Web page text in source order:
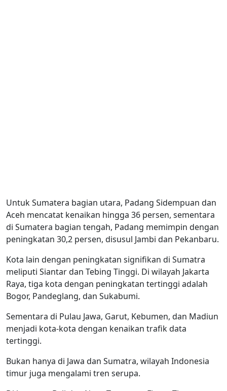
Untuk Sumatera bagian utara, Padang Sidempuan dan
Aceh mencatat kenaikan hingga 36 persen, sementara
di Sumatera bagian tengah, Padang memimpin dengan
peningkatan 30,2 persen, disusul Jambi dan Pekanbaru.
Kota lain dengan peningkatan signifikan di Sumatra
meliputi Siantar dan Tebing Tinggi. Di wilayah Jakarta
Raya, tiga kota dengan peningkatan tertinggi adalah
Bogor, Pandeglang, dan Sukabumi.
Sementara di Pulau Jawa, Garut, Kebumen, dan Madiun
menjadi kota-kota dengan kenaikan trafik data
tertinggi.
Bukan hanya di Jawa dan Sumatra, wilayah Indonesia
timur juga mengalami tren serupa.